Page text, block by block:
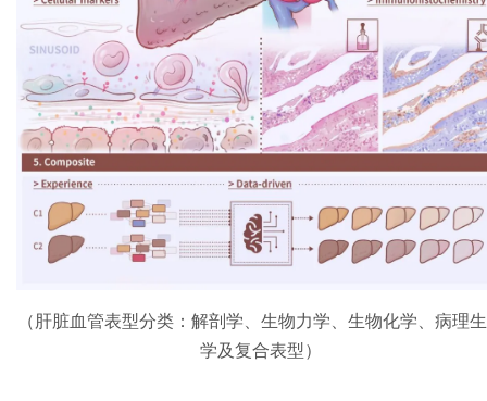
（肝脏血管表型分类：解剖学、生物力学、生物化学、病理
学及复合表型）